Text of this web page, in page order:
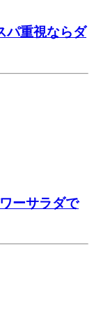
パ重視ならダ
ーサラダで